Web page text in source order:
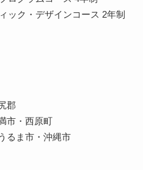
ック・デザインコース 2年制
郡
市・西原町
るま市・沖縄市